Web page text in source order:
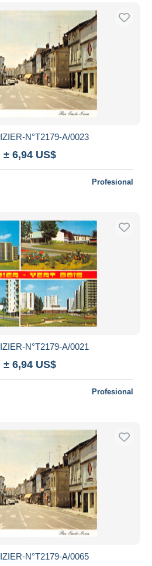
N°T2179-A/0023
± 6,94 US$
Profesional
N°T2179-A/0021
± 6,94 US$
Profesional
N°T2179-A/0065